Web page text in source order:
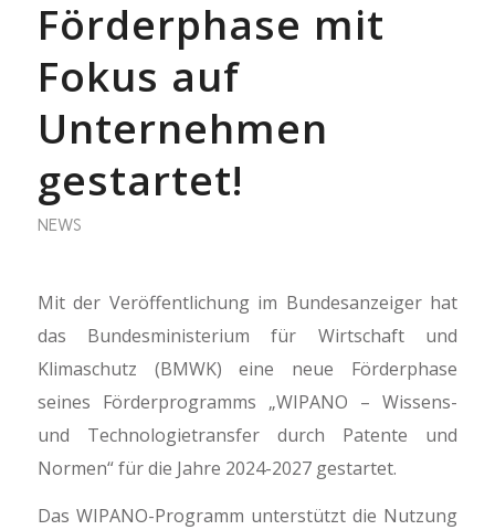
Förderphase mit
Fokus auf
Unternehmen
gestartet!
NEWS
Mit der Veröffentlichung im Bundesanzeiger hat
das Bundesministerium für Wirtschaft und
Klimaschutz (BMWK) eine neue Förderphase
seines Förderprogramms „WIPANO – Wissens-
und Technologietransfer durch Patente und
Normen“ für die Jahre 2024-2027 gestartet.
Das WIPANO-Programm unterstützt die Nutzung